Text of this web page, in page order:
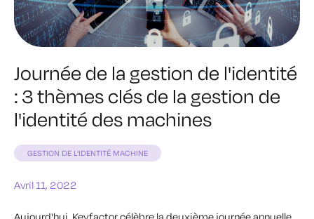
Journée de la gestion de l'identité
: 3 thèmes clés de la gestion de
l'identité des machines
GESTION DE L'IDENTITÉ MACHINE
Avril 11, 2022